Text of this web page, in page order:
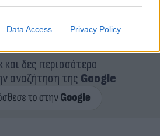
Data Access Privacy Policy
που συχνά επισκέπτονταν
υπηρεσίες της…
και δες περισσότερο
αναζήτηση της Google